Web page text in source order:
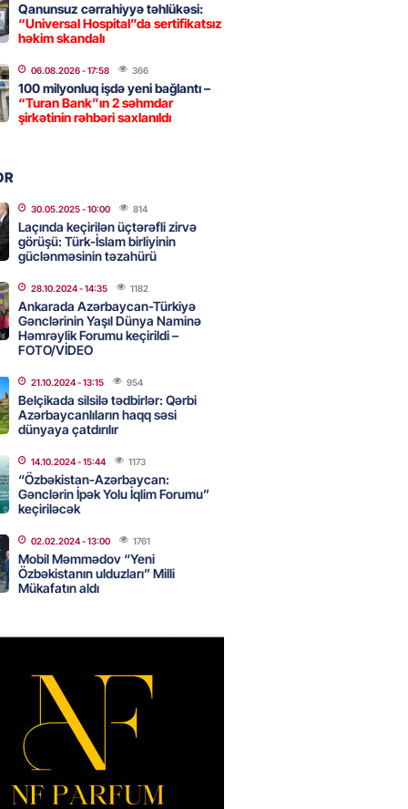
– VİDEO
- 17:30
qadının milyonluq mirası ilə
546 min manatı 20
- 17:15 270
həmləsinə start verib
- 17:00 255
fəhləyə borclu qalıb?
- 16:45
Müdafiə Sazişi”nin
nədir? -ŞƏRH
- 16:30
qadın qətlə yetirildi – Şübhəli
oğludur
- 16:00
Qanunsuz cərrahiyyə təhlükəsi:
“Universal Hospital”da sertifikatsız
həkim skandalı
06.08.2026- 17:58 366
100 milyonluq işdə yeni bağlantı –
“Turan Bank”ın 2 səhmdar
şirkətinin rəhbəri saxlanıldı
30.05.2025- 10:00 814
Laçında keçirilən üçtərəfli zirvə
görüşü: Türk-İslam birliyinin
güclənməsinin təzahürü
28.10.2024- 14:35 1182
Ankarada Azərbaycan-Türkiyə
Gənclərinin Yaşıl Dünya Naminə
Həmrəylik Forumu keçirildi –
FOTO/VİDEO
21.10.2024- 13:15 954
Belçikada silsilə tədbirlər: Qərbi
Azərbaycanlıların haqq səsi
dünyaya çatdırılır
14.10.2024- 15:44 1173
“Özbəkistan-Azərbaycan:
Gənclərin İpək Yolu İqlim Forumu”
keçiriləcək
02.02.2024- 13:00 1761
Mobil Məmmədov “Yeni
Özbəkistanın ulduzları” Milli
Mükafatın aldı